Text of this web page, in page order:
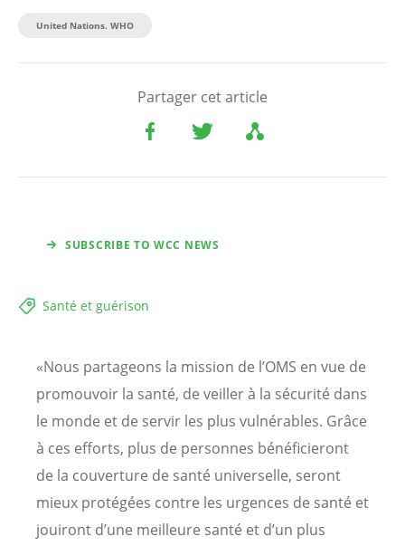
United Nations. WHO
Partager cet article
SUBSCRIBE TO WCC NEWS
Santé et guérison
«Nous partageons la mission de l’OMS en vue de
promouvoir la santé, de veiller à la sécurité dans
le monde et de servir les plus vulnérables. Grâce
à ces efforts, plus de personnes bénéficieront
de la couverture de santé universelle, seront
mieux protégées contre les urgences de santé et
jouiront d’une meilleure santé et d’un plus